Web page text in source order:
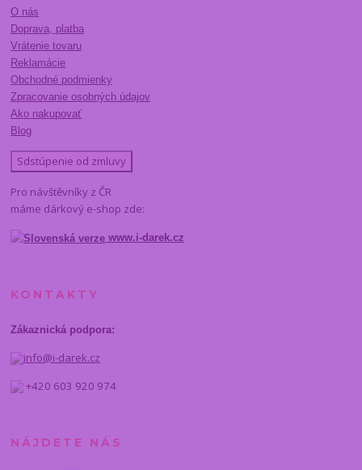
O nás
Doprava, platba
Vrátenie tovaru
Reklamácie
Obchodné podmienky
Zpracovanie osobných údajov
Ako nakupovať
Blog
Sdstúpenie od zmluvy
Pro návštěvníky z ČR
máme dárkový e-shop zde:
www.i-darek.cz
KONTAKTY
Zákaznická podpora:
info@i-darek.cz
+420 603 920 974
NÁJDETE NÁS